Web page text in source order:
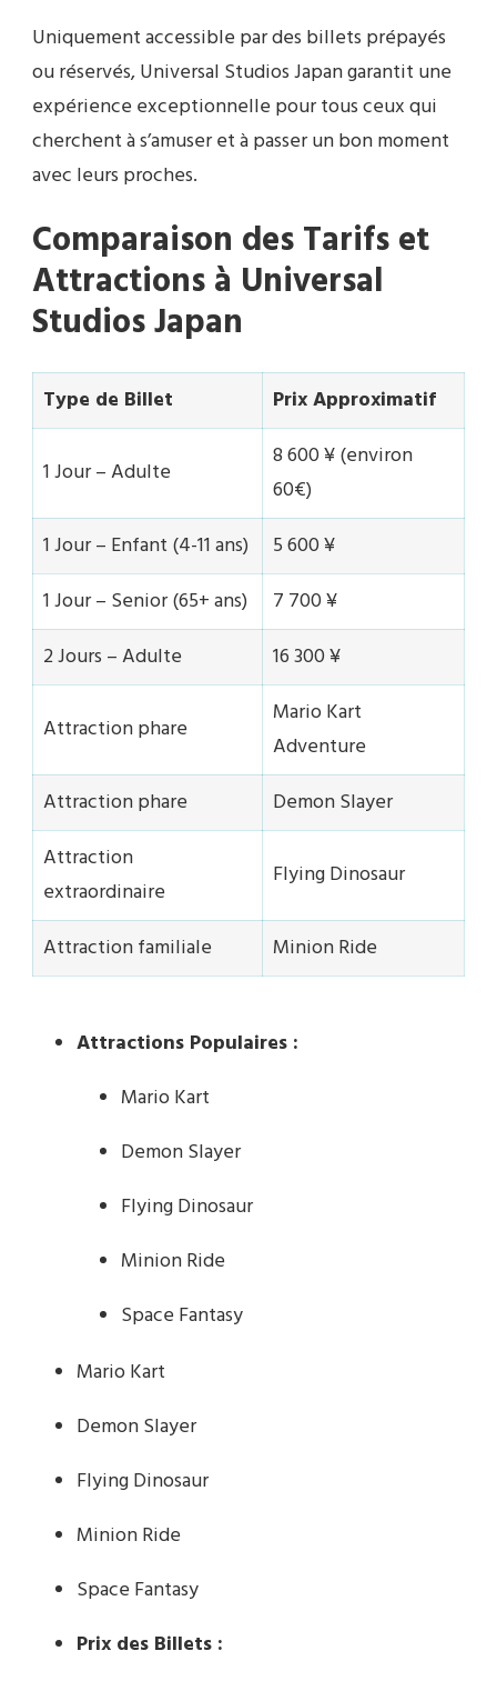
Uniquement accessible par des billets prépayés
ou réservés, Universal Studios Japan garantit une
expérience exceptionnelle pour tous ceux qui
cherchent à s’amuser et à passer un bon moment
avec leurs proches.
Comparaison des Tarifs et
Attractions à Universal
Studios Japan
Type de Billet Prix Approximatif
1 Jour – Adulte
8 600 ¥ (environ
60€)
1 Jour – Enfant (4-11 ans)
5 600 ¥
1 Jour – Senior (65+ ans)
7 700 ¥
2 Jours – Adulte
16 300 ¥
Attraction phare
Mario Kart
Adventure
Attraction phare
Demon Slayer
Attraction
extraordinaire
Flying Dinosaur
Attraction familiale Minion Ride
Attractions Populaires :
Mario Kart
Demon Slayer
Flying Dinosaur
Minion Ride
Space Fantasy
Mario Kart
Demon Slayer
Flying Dinosaur
Minion Ride
Space Fantasy
Prix des Billets :